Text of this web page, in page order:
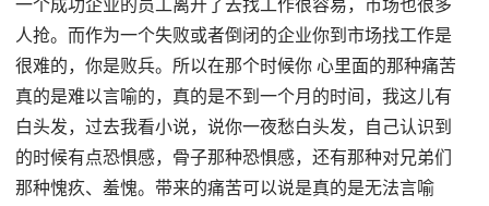
一个成功企业的员工离开了去找工作很容易，市场也很多
人抢。而作为一个失败或者倒闭的企业你到市场找工作是
很难的，你是败兵。所以在那个时候你 心里面的那种痛苦
真的是难以言喻的，真的是不到一个月的时间，我这儿有
白头发，过去我看小说，说你一夜愁白头发，自己认识到
的时候有点恐惧感，骨子那种恐惧感，还有那种对兄弟们
那种愧疚、羞愧。带来的痛苦可以说是真的是无法言喻